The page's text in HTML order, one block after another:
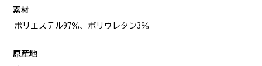
素材
ポリエステル97％、ポリウレタン3％
原産地